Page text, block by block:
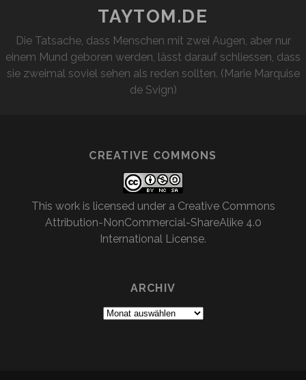
TAYTOM.DE
Die Tatsache, dass Menschen mit zwei Augen, aber nur
einem Mund geboren werden, lässt darauf schliessen, dass
sie zweimal soviel sehen als reden sollten. (Marie Marquise
de Svign)
CREATIVE COMMONS
This work is licensed under a Creative Commons
Attribution-NonCommercial-ShareAlike 4.0
International License.
ARCHIV
Archiv